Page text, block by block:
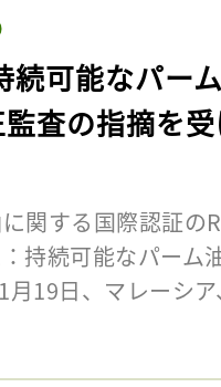
続可能なパー
査の指摘を
関する国際認証
持続可能なパーム
月19日、マレーシ